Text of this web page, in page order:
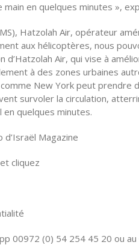
en quelques minutes »,
Hatzolah Air, opérateur
aux hélicoptères, nous
Air, qui vise à
à des zones urbaines
New York peut prendre
survoler la circulation,
quelques minutes.
Magazine
cliquez
00972 (0) 54 254 45 20 ou